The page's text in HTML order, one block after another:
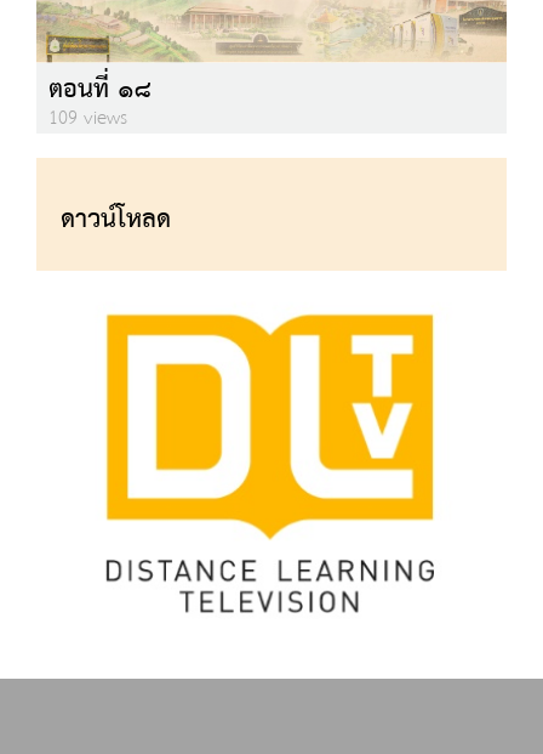
ตอนที่ ๑๘
109 views
ดาวน์โหลด